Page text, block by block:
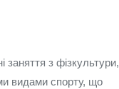
з фізкультури,
видами спорту, що